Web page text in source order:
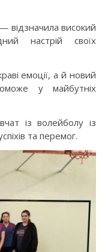
високий
настрій своїх
емоції, а й новий
у майбутніх
із волейболу із
та перемог.